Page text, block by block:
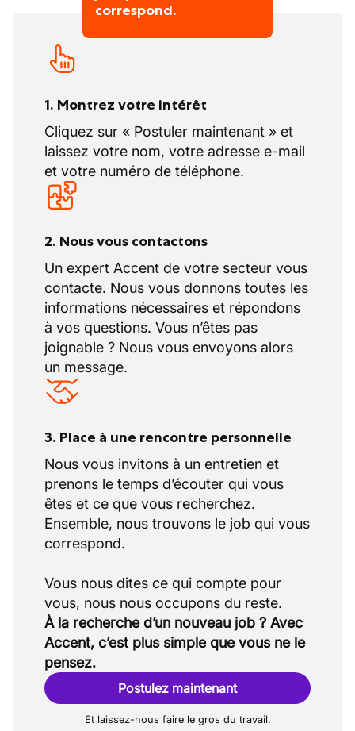
correspond.
1. Montrez votre intérêt
Cliquez sur « Postuler maintenant » et
laissez votre nom, votre adresse e-mail
et votre numéro de téléphone.
2. Nous vous contactons
Un expert Accent de votre secteur vous
contacte. Nous vous donnons toutes les
informations nécessaires et répondons
à vos questions. Vous n’êtes pas
joignable ? Nous vous envoyons alors
un message.
3. Place à une rencontre personnelle
Nous vous invitons à un entretien et
prenons le temps d’écouter qui vous
êtes et ce que vous recherchez.
Ensemble, nous trouvons le job qui vous
correspond.
Vous nous dites ce qui compte pour
À la recherche d’un nouveau job ? Avec
Accent, c’est plus simple que vous ne le
pensez.
Postulez maintenant
Et laissez-nous faire le gros du travail.